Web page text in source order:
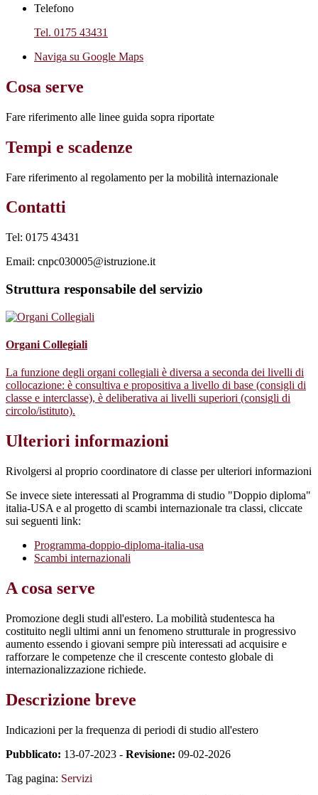
Telefono
Tel. 0175 43431
Naviga su Google Maps
Cosa serve
Fare riferimento alle linee guida sopra riportate
Tempi e scadenze
Fare riferimento al regolamento per la mobilità internazionale
Contatti
Tel: 0175 43431
Email: cnpc030005@istruzione.it
Struttura responsabile del servizio
Organi Collegiali
La funzione degli organi collegiali è diversa a seconda dei livelli di
collocazione: è consultiva e propositiva a livello di base (consigli di
classe e interclasse), è deliberativa ai livelli superiori (consigli di
circolo/istituto).
Ulteriori informazioni
Rivolgersi al proprio coordinatore di classe per ulteriori informazioni
Se invece siete interessati al Programma di studio "Doppio diploma"
italia-USA e al progetto di scambi internazionale tra classi, cliccate
sui seguenti link:
Programma-doppio-diploma-italia-usa
Scambi internazionali
A cosa serve
Promozione degli studi all'estero. La mobilità studentesca ha
costituito negli ultimi anni un fenomeno strutturale in progressivo
aumento essendo i giovani sempre più interessati ad acquisire e
rafforzare le competenze che il crescente contesto globale di
internazionalizzazione richiede.
Descrizione breve
Indicazioni per la frequenza di periodi di studio all'estero
Pubblicato: 13-07-2023 - Revisione: 09-02-2026
Tag pagina: Servizi